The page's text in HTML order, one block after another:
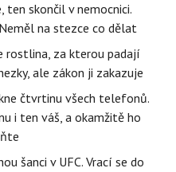
ten skončil v nemocnici.
na stezce co dělat
rostlina, za kterou padají
ale zákon ji zakazuje
čtvrtinu všech telefonů.
i ten váš, a okamžitě ho
šanci v UFC. Vrací se do